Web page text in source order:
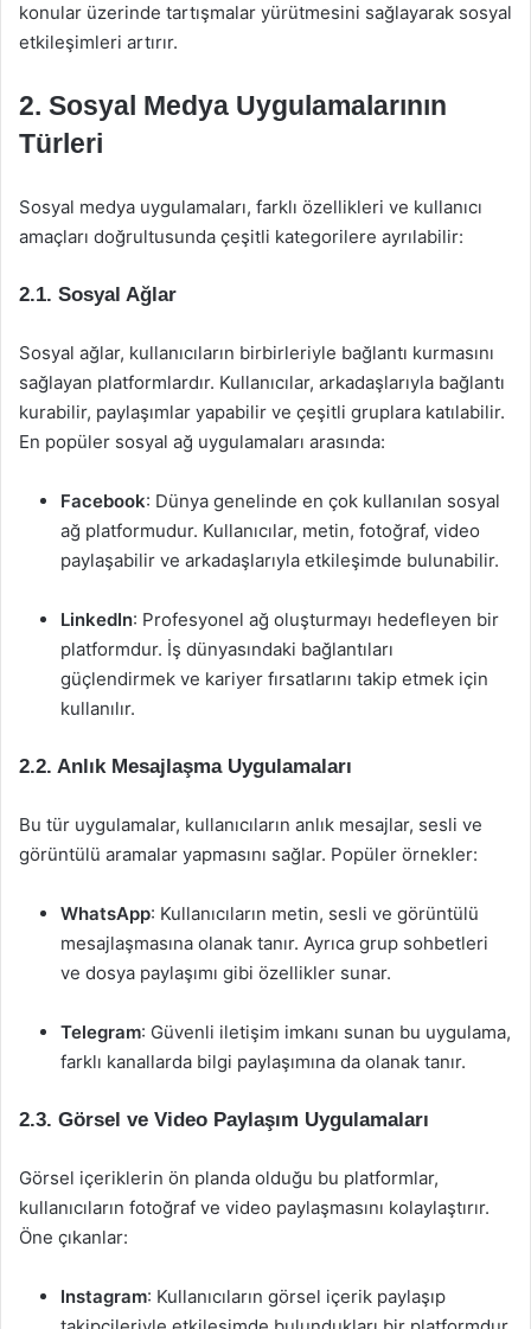
konular üzerinde tartışmalar yürütmesini sağlayarak sosyal
etkileşimleri artırır.
2. Sosyal Medya Uygulamalarının
Türleri
Sosyal medya uygulamaları, farklı özellikleri ve kullanıcı
amaçları doğrultusunda çeşitli kategorilere ayrılabilir:
2.1. Sosyal Ağlar
Sosyal ağlar, kullanıcıların birbirleriyle bağlantı kurmasını
sağlayan platformlardır. Kullanıcılar, arkadaşlarıyla bağlantı
kurabilir, paylaşımlar yapabilir ve çeşitli gruplara katılabilir.
En popüler sosyal ağ uygulamaları arasında:
Facebook: Dünya genelinde en çok kullanılan sosyal
ağ platformudur. Kullanıcılar, metin, fotoğraf, video
paylaşabilir ve arkadaşlarıyla etkileşimde bulunabilir.
LinkedIn: Profesyonel ağ oluşturmayı hedefleyen bir
platformdur. İş dünyasındaki bağlantıları
güçlendirmek ve kariyer fırsatlarını takip etmek için
kullanılır.
2.2. Anlık Mesajlaşma Uygulamaları
Bu tür uygulamalar, kullanıcıların anlık mesajlar, sesli ve
görüntülü aramalar yapmasını sağlar. Popüler örnekler:
WhatsApp: Kullanıcıların metin, sesli ve görüntülü
mesajlaşmasına olanak tanır. Ayrıca grup sohbetleri
ve dosya paylaşımı gibi özellikler sunar.
Telegram: Güvenli iletişim imkanı sunan bu uygulama,
farklı kanallarda bilgi paylaşımına da olanak tanır.
2.3. Görsel ve Video Paylaşım Uygulamaları
Görsel içeriklerin ön planda olduğu bu platformlar,
kullanıcıların fotoğraf ve video paylaşmasını kolaylaştırır.
Öne çıkanlar:
Instagram: Kullanıcıların görsel içerik paylaşıp